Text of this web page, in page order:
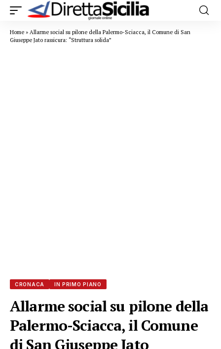
Home » Allarme social su pilone della Palermo-Sciacca, il Comune di San
Giuseppe Jato rassicura: “Struttura solida”
CRONACA IN PRIMO PIANO
Allarme social su pilone della
Palermo-Sciacca, il Comune
di San Giuseppe Jato